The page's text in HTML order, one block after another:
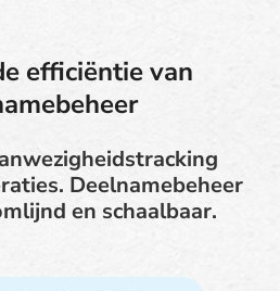
efficiëntie van
Deelnamebeheer
en schaalbaar.